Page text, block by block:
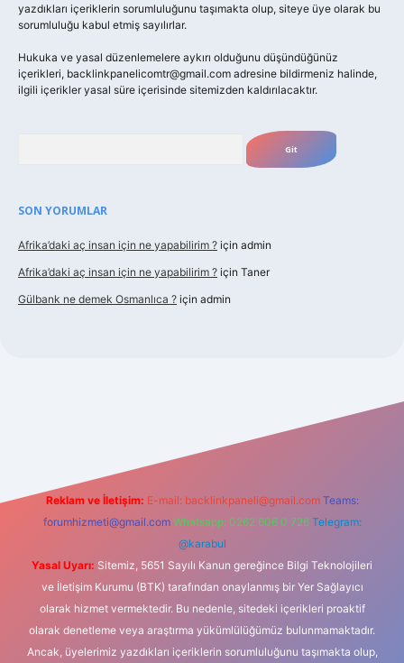
yazdıkları içeriklerin sorumluluğunu taşımakta olup, siteye üye olarak bu
sorumluluğu kabul etmiş sayılırlar.
Hukuka ve yasal düzenlemelere aykırı olduğunu düşündüğünüz
içerikleri, backlinkpanelicomtr@gmail.com adresine bildirmeniz halinde,
ilgili içerikler yasal süre içerisinde sitemizden kaldırılacaktır.
SON YORUMLAR
Afrika’daki aç insan için ne yapabilirim ? için admin
Afrika’daki aç insan için ne yapabilirim ? için Taner
Gülbank ne demek Osmanlıca ? için admin
Reklam ve İletişim: E-mail: backlinkpaneli@gmail.com Teams:
forumhizmeti@gmail.com Whatsapp: 0262 606 0 726 Telegram:
@karabul
Yasal Uyarı: Sitemiz, 5651 Sayılı Kanun gereğince Bilgi Teknolojileri
ve İletişim Kurumu (BTK) tarafından onaylanmış bir Yer Sağlayıcı
olarak hizmet vermektedir. Bu nedenle, sitedeki içerikleri proaktif
olarak denetleme veya araştırma yükümlülüğümüz bulunmamaktadır.
Ancak, üyelerimiz yazdıkları içeriklerin sorumluluğunu taşımakta olup,